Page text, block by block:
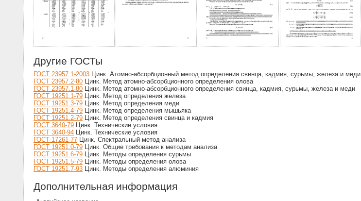
Другие ГОСТы
ГОСТ 23957.1-2003 Цинк. Атомно-абсорбционный метод определения свинца, кадмия, сурьмы, железа и меди
ГОСТ 23957.2-80 Цинк. Метод атомно-абсорбционного определения олова
ГОСТ 23957.1-80 Цинк. Метод атомно-абсорбционного определения свинца, кадмия, сурьмы, железа и меди
ГОСТ 19251.1-79 Цинк. Метод определения железа
ГОСТ 19251.3-79 Цинк. Метод определения меди
ГОСТ 19251.4-79 Цинк. Метод определения мышьяка
ГОСТ 19251.2-79 Цинк. Метод определения свинца и кадмия
ГОСТ 3640-79 Цинк. Технические условия
ГОСТ 3640-94 Цинк. Технические условия
ГОСТ 17261-77 Цинк. Спектральный метод анализа
ГОСТ 19251.0-79 Цинк. Общие требования к методам анализа
ГОСТ 19251.6-79 Цинк. Методы определения сурьмы
ГОСТ 19251.5-79 Цинк. Методы определения олова
ГОСТ 19251.7-93 Цинк. Методы определения алюминия
Дополнительная информация